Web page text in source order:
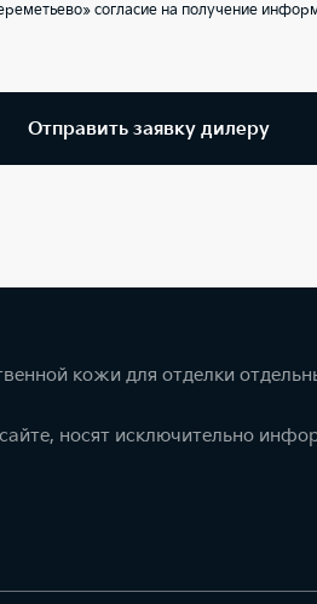
согласие на получение
Отправить заявку дилеру
кожи для отделки
носят исключительно